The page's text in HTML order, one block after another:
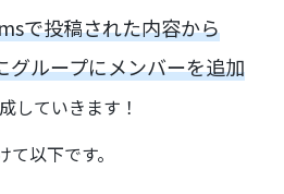
で投稿された内容から
ループにメンバーを追加
していきます！
以下です。